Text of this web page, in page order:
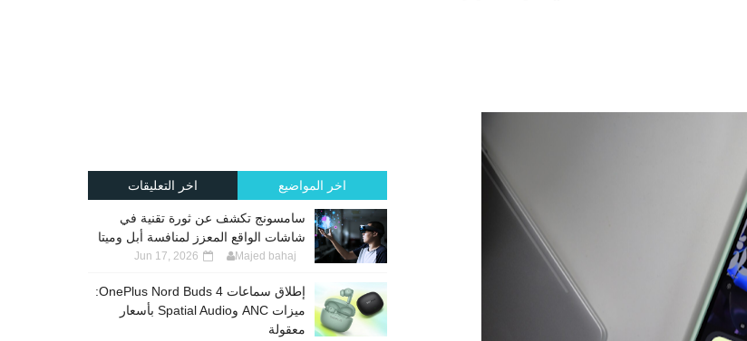
اخر المواضيع اخر التعليقات
سامسونج تكشف عن ثورة تقنية في
شاشات الواقع المعزز لمنافسة أبل وميتا
Majed bahaj
Jun 17, 2026
إطلاق سماعات OnePlus Nord Buds 4:
ميزات ANC وSpatial Audio بأسعار
معقولة